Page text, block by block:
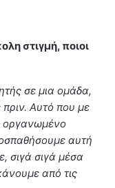
στιγμή, ποιοι
σε μια ομάδα,
πριν. Αυτό που με
οργανωμένο
αυτή
σιγά σιγά μέσα
από τις